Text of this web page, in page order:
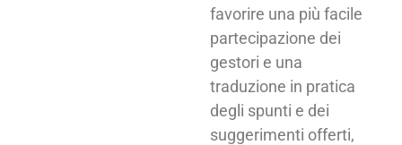
favorire una più facile
partecipazione dei
gestori e una
traduzione in pratica
degli spunti e dei
suggerimenti offerti,